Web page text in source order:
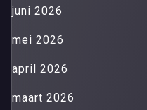
juni 2026
mei 2026
april 2026
maart 2026